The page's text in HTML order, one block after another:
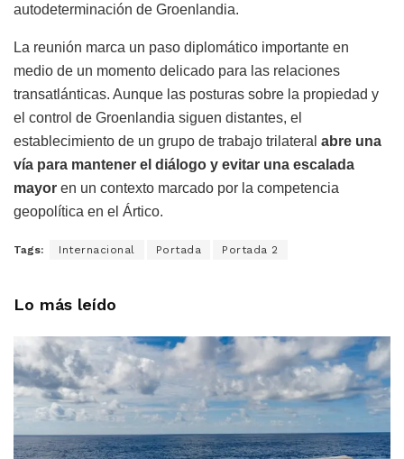
autodeterminación de Groenlandia.
La reunión marca un paso diplomático importante en
medio de un momento delicado para las relaciones
transatlánticas. Aunque las posturas sobre la propiedad y
el control de Groenlandia siguen distantes, el
establecimiento de un grupo de trabajo trilateral abre una
vía para mantener el diálogo y evitar una escalada
mayor en un contexto marcado por la competencia
geopolítica en el Ártico.
Tags: Internacional Portada Portada 2
Lo más leído